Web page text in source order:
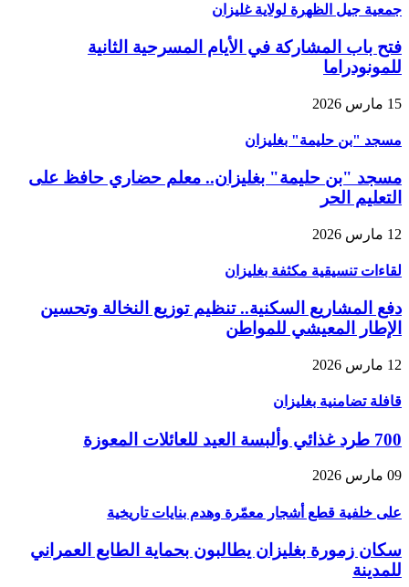
جمعية جيل الظهرة لولاية غليزان
فتح باب المشاركة في الأيام المسرحية الثانية
للمونودراما
15 مارس 2026
مسجد "بن حليمة" بغليزان
مسجد "بن حليمة" بغليزان.. معلم حضاري حافظ على
التعليم الحر
12 مارس 2026
لقاءات تنسيقية مكثفة بغليزان
دفع المشاريع السكنية.. تنظيم توزيع النخالة وتحسين
الإطار المعيشي للمواطن
12 مارس 2026
قافلة تضامنية بغليزان
700 طرد غذائي وألبسة العيد للعائلات المعوزة
09 مارس 2026
على خلفية قطع أشجار معمّرة وهدم بنايات تاريخية
سكان زمورة بغليزان يطالبون بحماية الطابع العمراني
للمدينة